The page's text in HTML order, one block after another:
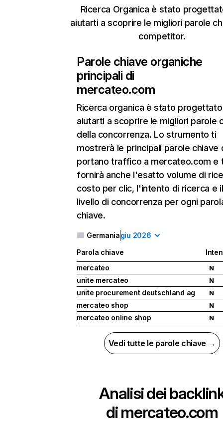
Ricerca Organica è stato
aiutarti a scoprire le migliori parole
competitor.
Parole chiave organiche
principali di
mercateo.com
Ricerca organica è stato
aiutarti a scoprire le migliori parole
della concorrenza. Lo strumento ti
mostrerà le principali parole chiave
portano traffico a mercateo.com e
fornirà anche l'esatto volume di
costo per clic, l'intento di ricerca e il
livello di concorrenza per ogni
chiave.
Germaniagiu 2026
Parola chiave
mercateo
N
unite mercateo N
unite procurement deutschland ag N
mercateo shop N
mercateo online shop N
Vedi tutte le parole chiave →
Analisi dei
dimercateo.com